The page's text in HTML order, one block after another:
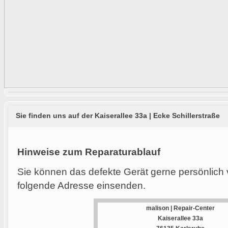
Sie finden uns auf der Kaiserallee 33a | Ecke Schillerstraße
Hinweise zum Reparaturablauf
Sie können das defekte Gerät gerne
folgende Adresse einsenden.
malison | Repair-Center
Kaiserallee 33a